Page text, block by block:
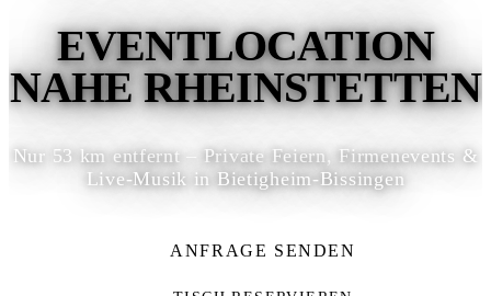
EVENTLOCATION
NAHE RHEINSTETTEN
Nur 53 km entfernt – Private Feiern, Firmenevents &
Live-Musik in Bietigheim-Bissingen
ANFRAGE SENDEN